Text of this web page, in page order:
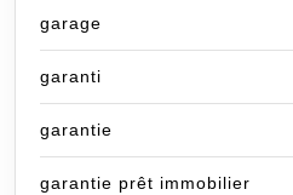
garage
garanti
garantie
garantie prêt immobilier